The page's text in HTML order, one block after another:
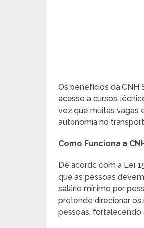
Os benefícios da CNH
acesso a cursos
vez que muitas vagas
autonomia no
Como Funciona a
De acordo com a Lei
que as pessoas
salário mínimo por
pretende direcionar os
pessoas,